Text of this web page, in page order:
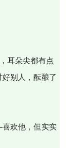
耳朵尖都有点
别人，酝酿了
欢他，但实实